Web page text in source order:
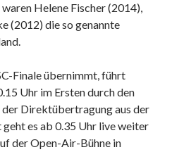
Helene Fischer (2014),
(2012) die so genannte
Finale übernimmt, führt
Uhr im Ersten durch den
der Direktübertragung aus der
es ab 0.35 Uhr live weiter
der Open-Air-Bühne in